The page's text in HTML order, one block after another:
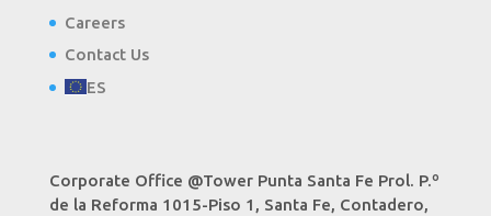
Careers
Contact Us
ES
Corporate Office @Tower Punta Santa Fe Prol. P.º
de la Reforma 1015-Piso 1, Santa Fe, Contadero,